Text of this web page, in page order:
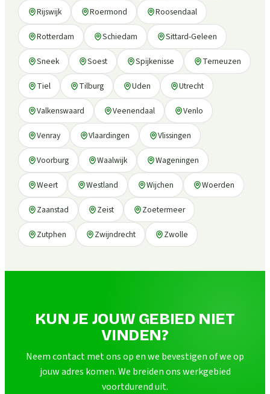
Rijswijk Roermond Roosendaal
Rotterdam Schiedam Sittard-Geleen
Sneek Soest Spijkenisse Terneuzen
Tiel Tilburg Uden Utrecht
Valkenswaard Veenendaal Venlo
Venray Vlaardingen Vlissingen
Voorburg Waalwijk Wageningen
Weert Westland Wijchen Woerden
Zaanstad Zeist Zoetermeer
Zutphen Zwijndrecht Zwolle
KUN JE JOUW GEBIED NIET
VINDEN?
Neem contact met ons op en we bevestigen of we op
jouw adres komen. We breiden ons werkgebied
voortdurend uit.